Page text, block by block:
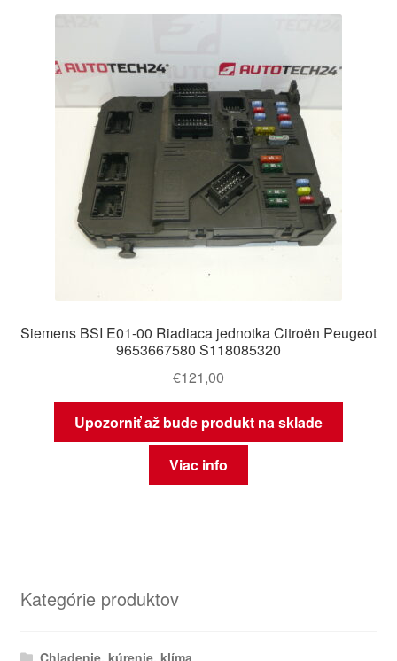
Siemens BSI E01-00 Riadiaca jednotka Citroën Peugeot
9653667580 S118085320
€121,00
Upozorniť až bude produkt na sklade
Viac info
Kategórie produktov